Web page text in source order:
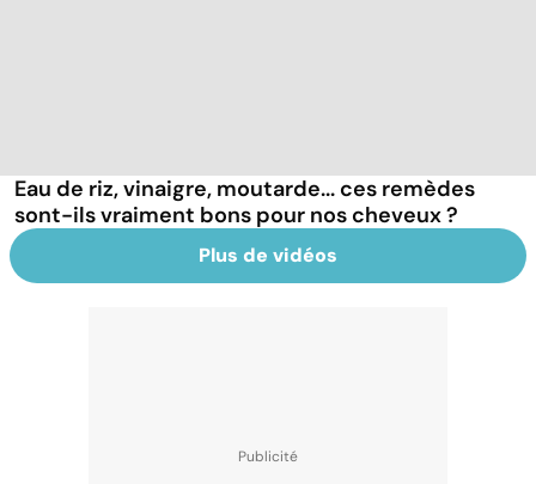
Eau de riz, vinaigre, moutarde... ces remèdes
sont-ils vraiment bons pour nos cheveux ?
Plus de vidéos